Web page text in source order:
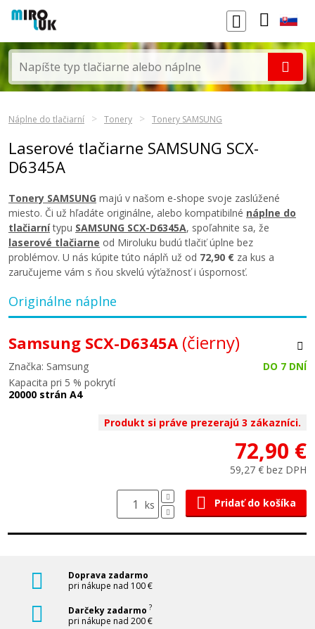
Náplne do tlačiarní Tonery Tonery SAMSUNG
Laserové tlačiarne SAMSUNG SCX-
D6345A
Tonery SAMSUNG majú v našom e-shope svoje zaslúžené
miesto. Či už hľadáte originálne, alebo kompatibilné náplne do
tlačiarnítypu SAMSUNG SCX-D6345A, spoľahnite sa, že
laserové tlačiarne od Miroluku budú tlačiť úplne bez
problémov. U nás kúpite túto náplň už od 72,90 € za kus a
zaručujeme vám s ňou skvelú výťažnosť i úspornosť.
Originálne náplne
Samsung SCX-D6345A (čierny)
Značka: Samsung
DO 7 DNÍ
Kapacita pri 5 % pokrytí
20000 strán A4
Produkt si práve prezerajú 3 zákazníci.
72,90 €
59,27 € bez DPH
ks Pridať do košíka
Doprava zadarmo
pri nákupe nad 100 €
Darčeky zadarmo ?
pri nákupe nad 200 €